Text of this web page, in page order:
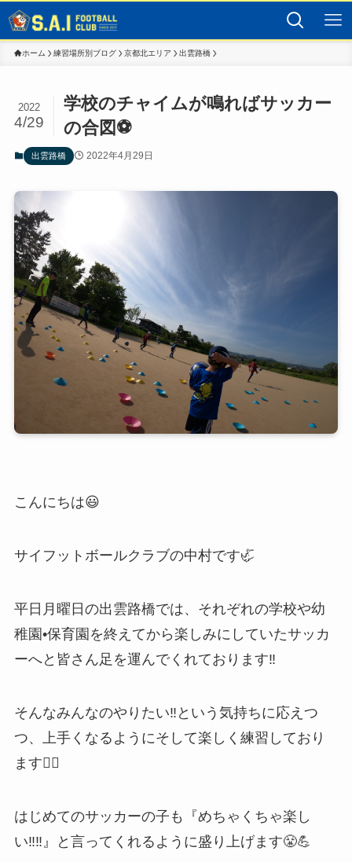
ホーム 練習場所別ブログ 京都北エリア 出雲路橋
学校のチャイムが鳴ればサッカー
の合図⚽️
2022
4/29
出雲路橋 2022年4月29日
こんにちは😃
サイフットボールクラブの中村です🦏
平日月曜日の出雲路橋では、それぞれの学校や幼
稚園•保育園を終えてから楽しみにしていたサッカ
ーへと皆さん足を運んでくれております‼️
そんなみんなのやりたい‼️という気持ちに応えつ
つ、上手くなるようにそして楽しく練習しており
ます💁‍♀️
はじめてのサッカーの子も『めちゃくちゃ楽し
い‼️‼️』と言ってくれるように盛り上げます😤💪